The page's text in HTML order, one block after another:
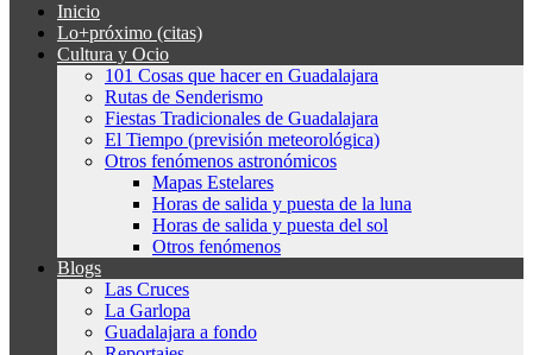
Inicio
Lo+próximo (citas)
Cultura y Ocio
101 Cosas que hacer en Guadalajara
Rutas de Senderismo
Fiestas Tradicionales de Guadalajara
El Tiempo (previsión meteorológica)
Otros fenómenos astronómicos
Mapas Estelares
Horas de salida y puesta de la luna
Horas de salida y puesta del sol
Otros fenómenos
Blogs
Las Cruces
La Garlopa
Guadalajara a fondo